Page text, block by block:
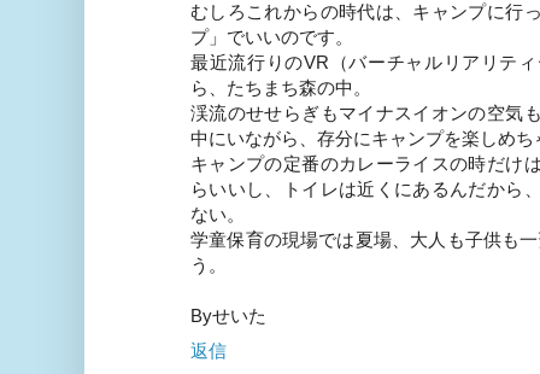
むしろこれからの時代は、キャンプに行
プ」でいいのです。
最近流行りのVR（バーチャルリアリテ
ら、たちまち森の中。
渓流のせせらぎもマイナスイオンの空気
中にいながら、存分にキャンプを楽しめ
キャンプの定番のカレーライスの時だけ
らいいし、トイレは近くにあるんだから
ない。
学童保育の現場では夏場、大人も子供も
う。
Byせいた
返信